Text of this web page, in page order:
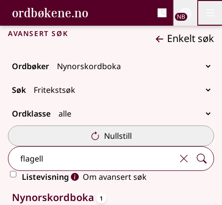
Gå til hovedinnhold
Tilgjengelighet
ordbøkene.no, Bokmålsordboka og
Bokmålsordboka og Nynorskordboka
NB
Avansert søk Enkelt søk
Ordbøker
Søk
Ordklasse
Nullstill
Listevisning
Om avansert søk
Ett treff
Nynorskordboka 1